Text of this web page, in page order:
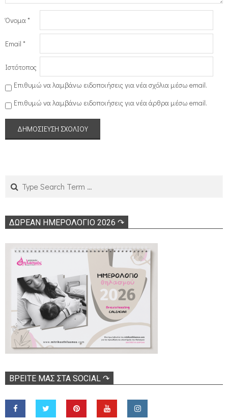
Όνομα*
Email *
Ιστότοπος
Επιθυμώ να λαμβάνω ειδοποιήσεις για νέα σχόλια μέσω email.
Επιθυμώ να λαμβάνω ειδοποιήσεις για νέα άρθρα μέσω email.
ΔΩΡΕΑΝ ΗΜΕΡΟΛΟΓΙΟ 2026 ↷
ΒΡΕΊΤΕ ΜΑΣ ΣΤΑ SOCIAL ↷